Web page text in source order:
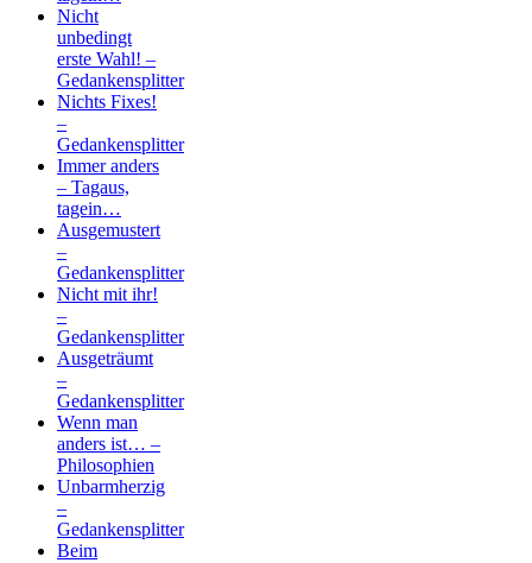
Nicht
unbedingt
erste Wahl! –
Gedankensplitter
Nichts Fixes!
–
Gedankensplitter
Immer anders
– Tagaus,
tagein…
Ausgemustert
–
Gedankensplitter
Nicht mit ihr!
–
Gedankensplitter
Ausgeträumt
–
Gedankensplitter
Wenn man
anders ist… –
Philosophien
Unbarmherzig
–
Gedankensplitter
Beim